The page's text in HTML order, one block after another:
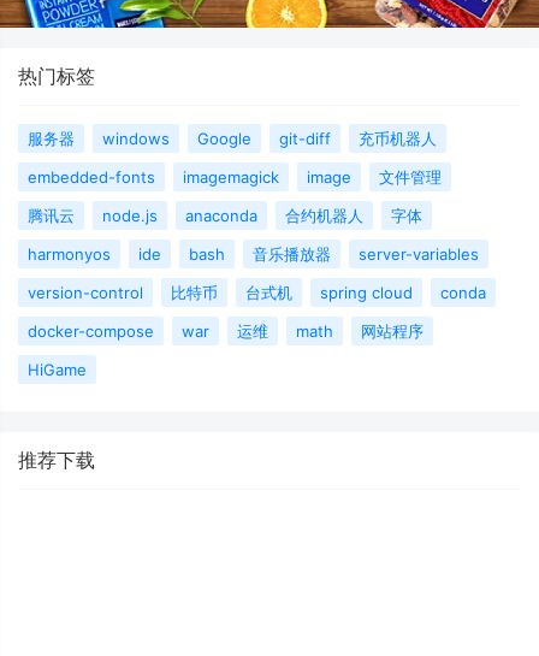
热门标签
服务器 windows Google git-diff
充币机器人
embedded-fonts
imagemagick image
文件管理
腾讯云
node.js anaconda 合约机器人
字体
harmonyos
ide bash 音乐播放器
server-variables
version-control
比特币 台式机 spring cloud
conda
docker-compose
war 运维 math
网站程序
HiGame
推荐下载